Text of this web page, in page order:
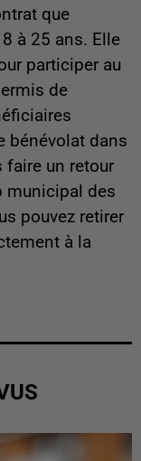
que
à 25 ans. Elle
participer au
de
bénévolat dans
faire un retour
municipal des
pouvez retirer
à la